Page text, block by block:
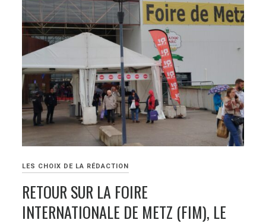
LES CHOIX DE LA RÉDACTION
RETOUR SUR LA FOIRE
INTERNATIONALE DE METZ (FIM), LE